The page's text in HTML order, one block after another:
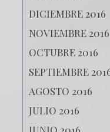
DICIEMBRE 2016
NOVIEMBRE 2016
OCTUBRE 2016
SEPTIEMBRE
AGOSTO 2016
JULIO 2016